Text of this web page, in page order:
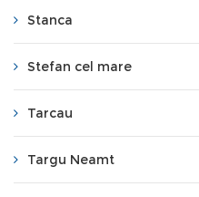
Stanca
Stefan cel mare
Tarcau
Targu Neamt